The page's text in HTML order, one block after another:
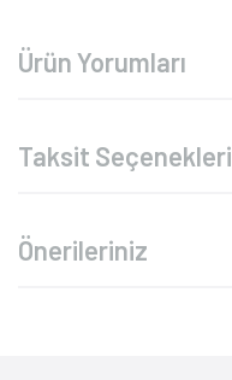
Ürün Yorumları
Taksit Seçenekleri
Önerileriniz